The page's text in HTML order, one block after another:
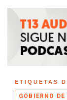
ETIQUETAS
GOBIERNO